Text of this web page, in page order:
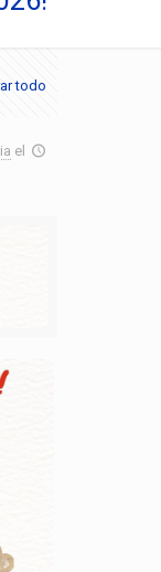
todo
el